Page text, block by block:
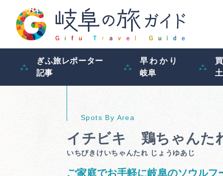
ぎふ旅レポーター
記事
早わかり
岐阜
イチビキ 鶏ちゃんた
いちびきけいちゃんたれ じょうゆあじ
ご家庭でお手軽に岐阜のソウル